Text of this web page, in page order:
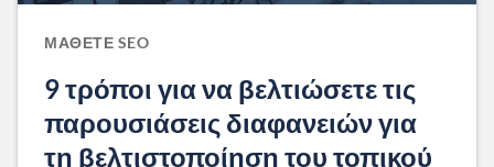
ΜΆΘΕΤΕ SEO
9 τρόποι για να βελτιώσετε τις
παρουσιάσεις διαφανειών για
τη βελτιστοποίηση του τοπικού